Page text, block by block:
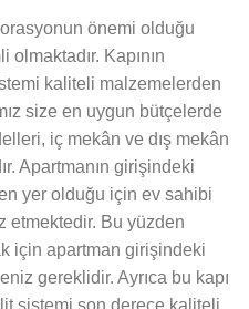
önemi olduğu
Kapının
kaliteli malzemelerden
size en uygun bütçelerde
iç mekân ve dış mekân
Apartmanın girişindeki
yer olduğu için ev sahibi
etmektedir. Bu yüzden
için apartman girişindeki
gereklidir. Ayrıca bu kapı